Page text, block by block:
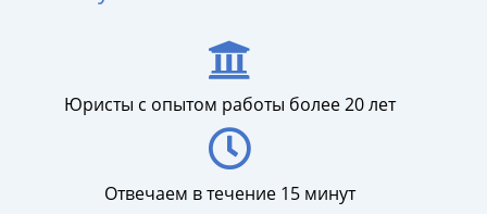
Юристы с опытом работы более 20 лет
Отвечаем в течение 15 минут